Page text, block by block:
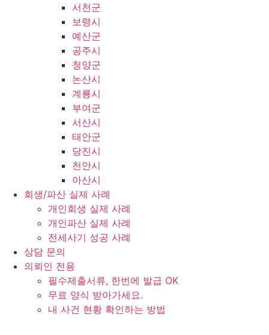
서천군
보령시
예산군
공주시
청양군
논산시
계룡시
부여군
서산시
태안군
당진시
천안시
아산시
회생/파산 실제 사례
개인회생 실제 사례
개인파산 실제 사례
전세사기 성공 사례
상담 문의
의뢰인 전용
필수제출서류, 한번에 발급 OK
무료 양식 받아가세요.
내 사건 현황 확인하는 방법